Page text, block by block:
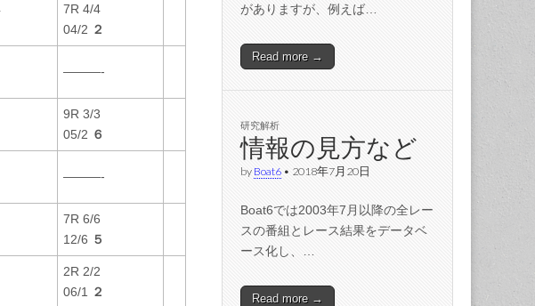
7R 4/4
04/2 ２
———-
9R 3/3
05/2 ６
———-
7R 6/6
12/6 ５
2R 2/2
06/1
２
がありますが、例えば…
Read more →
研究解析
情報の見方など
by Boat6 • 2018年7月20日
Boat6では2003年7月以降の全レー
スの番組とレース結果をデータベ
ース化し、…
Read more →